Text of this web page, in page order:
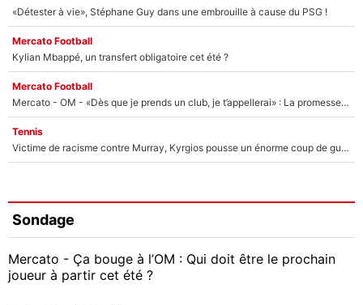
«Détester à vie», Stéphane Guy dans une embrouille à cause du PSG !
Mercato Football
Kylian Mbappé, un transfert obligatoire cet été ?
Mercato Football
Mercato - OM - «Dès que je prends un club, je t’appellerai» : La promesse de Marcelino au moment de claquer la porte
Tennis
Victime de racisme contre Murray, Kyrgios pousse un énorme coup de gueule !
Sondage
Mercato - Ça bouge à l’OM : Qui doit être le prochain
joueur à partir cet été ?